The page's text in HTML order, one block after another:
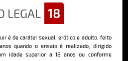
LEGAL 18
é de caráter sexual, erótico e adulto, feito
quando o ensaio é realizado, dirigido
idade superior a 18 anos ou conforme
e mais longeva revista masculina digital
e vídeos exclusivos de alta
editorial sobre saúde, esportes, moda,
mais